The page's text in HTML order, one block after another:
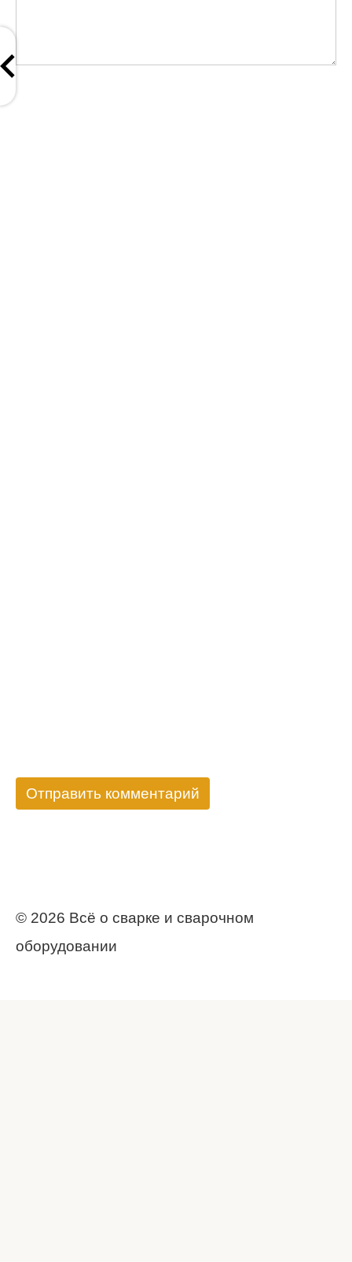
© 2026 Всё о сварке и сварочном
оборудовании